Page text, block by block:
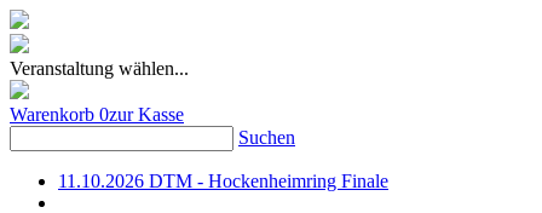
Veranstaltung wählen...
Warenkorb 0zur Kasse
Suchen
11.10.2026 DTM - Hockenheimring Finale